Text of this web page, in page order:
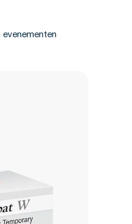
evenementen